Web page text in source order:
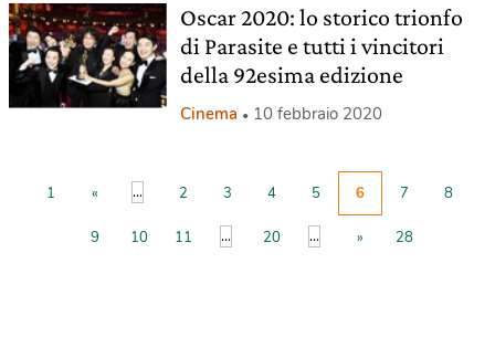
Oscar 2020: lo storico trionfo
di Parasite e tutti i vincitori
della 92esima edizione
Cinema 10 febbraio 2020
1 « ... 2 3 4 5 6 7 8
9 10 11 ... 20 ... » 28